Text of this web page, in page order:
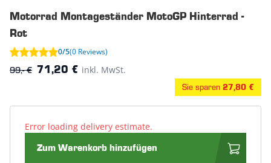
Motorrad Montageständer MotoGP Hinterrad -
Rot
0/5(0 Reviews)
99,- € 71,20 € inkl. MwSt.
Sie sparen 27,80 €
Error loading delivery estimate.
Zum Warenkorb hinzufügen